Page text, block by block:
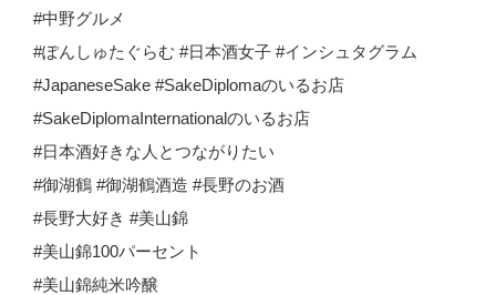
#中野グルメ
#ぽんしゅたぐらむ #日本酒女子 #インシュタグラム
#JapaneseSake #SakeDiplomaのいるお店
#SakeDiplomaInternationalのいるお店
#日本酒好きな人とつながりたい
#御湖鶴 #御湖鶴酒造 #長野のお酒
#長野大好き #美山錦
#美山錦100パーセント
#美山錦純米吟醸